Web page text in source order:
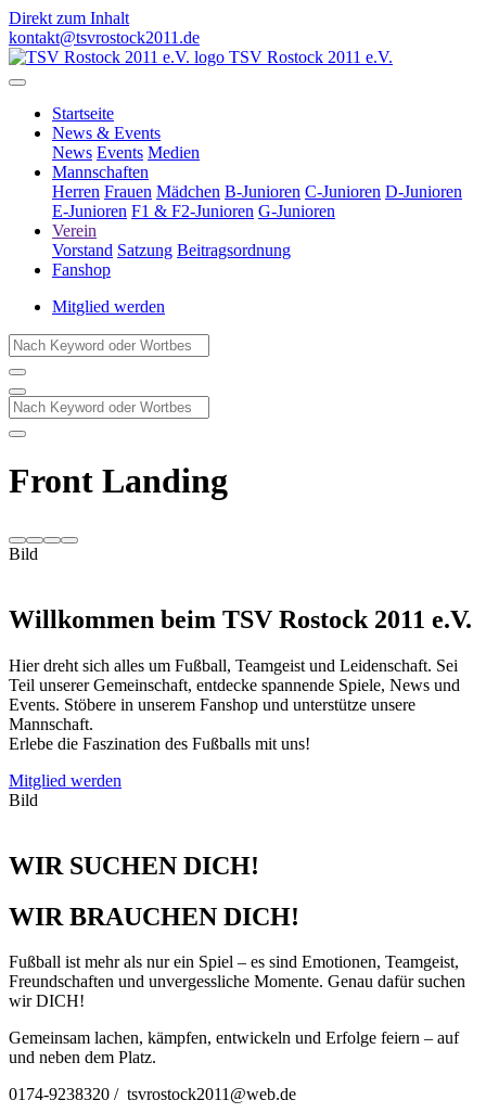
Direkt zum Inhalt
kontakt@tsvrostock2011.de
TSV Rostock 2011 e.V.
Startseite
News & Events
News Events Medien
Mannschaften
Herren Frauen Mädchen B-Junioren C-Junioren D-Junioren
E-Junioren F1 & F2-Junioren G-Junioren
Verein
Vorstand Satzung Beitragsordnung
Fanshop
Mitglied werden
Front Landing
Bild
Willkommen beim TSV Rostock 2011 e.V.
Hier dreht sich alles um Fußball, Teamgeist und Leidenschaft. Sei
Teil unserer Gemeinschaft, entdecke spannende Spiele, News und
Events. Stöbere in unserem Fanshop und unterstütze unsere
Mannschaft.
Erlebe die Faszination des Fußballs mit uns!
Mitglied werden
Bild
WIR SUCHEN DICH!
WIR BRAUCHEN DICH!
Fußball ist mehr als nur ein Spiel – es sind Emotionen, Teamgeist,
Freundschaften und unvergessliche Momente. Genau dafür suchen
wir DICH!
Gemeinsam lachen, kämpfen, entwickeln und Erfolge feiern – auf
und neben dem Platz.
0174-9238320 / tsvrostock2011@web.de